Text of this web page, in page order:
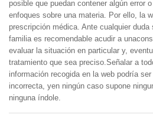
posible que puedan contener algún error
enfoques sobre una materia. Por ello, la
prescripción médica. Ante cualquier
familia es recomendable acudir a
evaluar la situación en particular y,
tratamiento que sea preciso.Señalar a
información recogida en la web podría
incorrecta, yen ningún caso supone
ninguna índole.